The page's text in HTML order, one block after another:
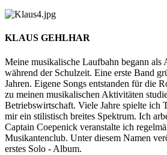
KLAUS GEHLHAR
Meine musikalische Laufbahn begann als
während der Schulzeit. Eine erste Band
Jahren. Eigene Songs entstanden für die
zu meinen musikalischen Aktivitäten
Betriebswirtschaft. Viele Jahre spielte ich
mir ein stilistisch breites Spektrum. Ich
Captain Coepenick veranstalte ich
Musikantenclub. Unter diesem Namen
erstes Solo - Album.